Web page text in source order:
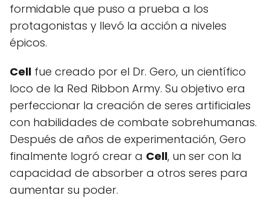
formidable que puso a prueba a los
protagonistas y llevó la acción a niveles
épicos.
Cell fue creado por el Dr. Gero, un científico
loco de la Red Ribbon Army. Su objetivo era
perfeccionar la creación de seres artificiales
con habilidades de combate sobrehumanas.
Después de años de experimentación, Gero
finalmente logró crear a Cell, un ser con la
capacidad de absorber a otros seres para
aumentar su poder.